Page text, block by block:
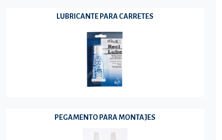
LUBRICANTE PARA CARRETES
PEGAMENTO PARA MONTAJES